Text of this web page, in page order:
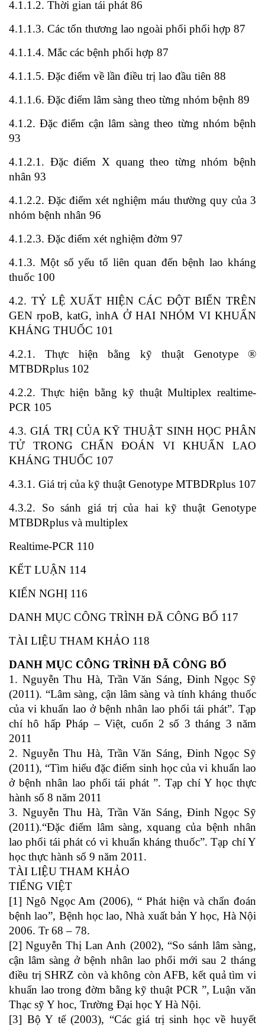
4.1.1.2. Thời gian tái phát 86
4.1.1.3. Các tổn thương lao ngoài phổi phối hợp 87
4.1.1.4. Mắc các bệnh phối hợp 87
4.1.1.5. Đặc điểm về lần điều trị lao đầu tiên 88
4.1.1.6. Đặc điểm lâm sàng theo từng nhóm bệnh 89
4.1.2. Đặc điểm cận lâm sàng theo từng nhóm bệnh
93
4.1.2.1. Đặc điểm X quang theo từng nhóm bệnh
nhân 93
4.1.2.2. Đặc điểm xét nghiệm máu thường quy của 3
nhóm bệnh nhân 96
4.1.2.3. Đặc điểm xét nghiệm đờm 97
4.1.3. Một số yếu tố liên quan đến bệnh lao kháng
thuốc 100
4.2. TỶ LỆ XUẤT HIỆN CÁC ĐỘT BIẾN TRÊN
GEN rpoB, katG, ìnhA Ở HAI NHÓM VI KHUẨN
KHÁNG THUỐC 101
4.2.1. Thực hiện bằng kỹ thuật Genotype ®
MTBDRplus 102
4.2.2. Thực hiện bằng kỹ thuật Multiplex realtime-
PCR 105
4.3. GIÁ TRỊ CỦA KỸ THUẬT SINH HỌC PHÂN
TỬ TRONG CHẨN ĐOÁN VI KHUẨN LAO
KHÁNG THUỐC 107
4.3.1. Giá trị của kỹ thuật Genotype MTBDRplus 107
4.3.2. So sánh giá trị của hai kỹ thuật Genotype
MTBDRplus và multiplex
Realtime-PCR 110
KẾT LUẬN 114
KIẾN NGHỊ 116
DANH MỤC CÔNG TRÌNH ĐÃ CÔNG BỐ 117
TÀI LIỆU THAM KHẢO 118
DANH MỤC CÔNG TRÌNH ĐÃ CÔNG BỐ
1. Nguyễn Thu Hà, Trần Văn Sáng, Đinh Ngọc Sỹ
(2011). “Lâm sàng, cận lâm sàng và tính kháng thuốc
của vi khuẩn lao ở bệnh nhân lao phổi tái phát”. Tạp
chí hô hấp Pháp – Việt, cuốn 2 số 3 tháng 3 năm
2011
2. Nguyễn Thu Hà, Trần Văn Sáng, Đinh Ngọc Sỹ
(2011), “Tìm hiểu đặc điểm sinh học của vi khuẩn lao
ở bệnh nhân lao phổi tái phát ”. Tạp chí Y học thực
hành số 8 năm 2011
3. Nguyễn Thu Hà, Trần Văn Sáng, Đinh Ngọc Sỹ
(2011).“Đặc điểm lâm sàng, xquang của bệnh nhân
lao phổi tái phát có vi khuẩn kháng thuốc”. Tạp chí Y
học thực hành số 9 năm 2011.
TÀI LIỆU THAM KHẢO
TIẾNG VIỆT
[1] Ngô Ngọc Am (2006), “ Phát hiện và chẩn đoán
bệnh lao”, Bệnh học lao, Nhà xuất bản Y học, Hà Nội
2006. Tr 68 – 78.
[2] Nguyễn Thị Lan Anh (2002), “So sánh lâm sàng,
cận lâm sàng ở bệnh nhân lao phổi mới sau 2 tháng
điều trị SHRZ còn và không còn AFB, kết quả tìm vi
khuẩn lao trong đờm bằng kỹ thuật PCR ”, Luận văn
Thạc sỹ Y hoc, Trường Đại học Y Hà Nội.
[3] Bộ Y tế (2003), “Các giá trị sinh học về huyết